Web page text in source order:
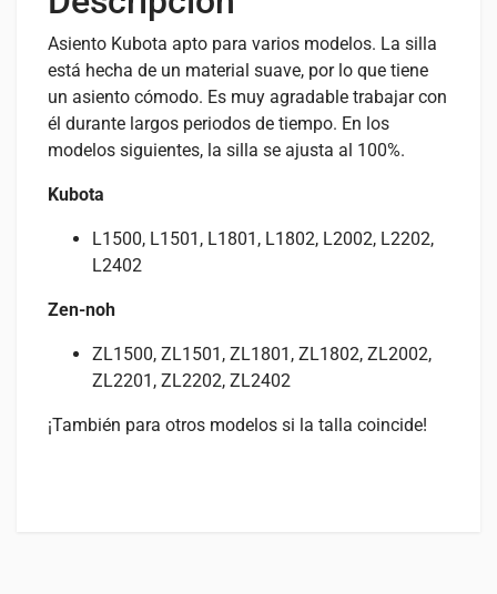
Asiento Kubota apto para varios modelos. La silla
está hecha de un material suave, por lo que tiene
un asiento cómodo. Es muy agradable trabajar con
él durante largos periodos de tiempo. En los
modelos siguientes, la silla se ajusta al 100%.
Kubota
L1500, L1501, L1801, L1802, L2002, L2202,
L2402
Zen-noh
ZL1500, ZL1501, ZL1801, ZL1802, ZL2002,
ZL2201, ZL2202, ZL2402
¡También para otros modelos si la talla coincide!